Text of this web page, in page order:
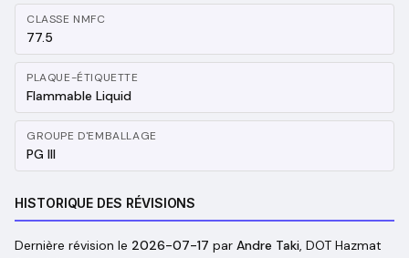
CLASSE NMFC
77.5
PLAQUE-ÉTIQUETTE
Flammable Liquid
GROUPE D'EMBALLAGE
PG III
HISTORIQUE DES RÉVISIONS
Dernière révision le 2026-07-17 par Andre Taki, DOT Hazmat